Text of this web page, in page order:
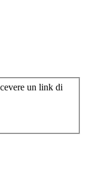
un link di